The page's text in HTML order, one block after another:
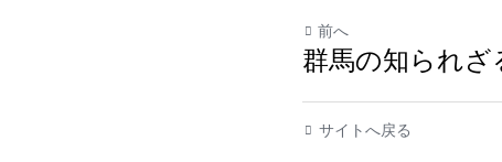
前へ
群馬の知られざる稲畑
サイトへ戻る